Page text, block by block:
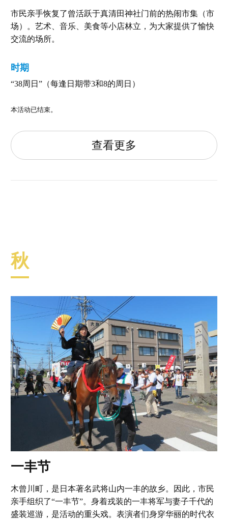
市民亲手恢复了曾活跃于真清田神社门前的热闹市集（市
场）。艺术、音乐、美食等小店林立，为大家提供了愉快
交流的场所。
时期
“38周日”（每逢日期带3和8的周日）
本活动已结束。
查看更多
秋
一丰节
木曾川町，是日本著名武将山内一丰的故乡。因此，市民
亲手组织了“一丰节”。身着戎装的一丰将军与妻子千代的
盛装巡游，是活动的重头戏。表演者们身穿华丽的时代衣